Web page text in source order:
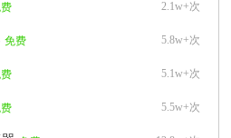
2.1w+次
5.8w+次
免费
5.1w+次
5.5w+次